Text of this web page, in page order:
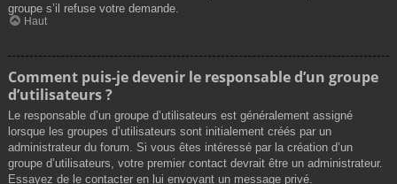
groupe s’il refuse votre demande.
Haut
Comment puis-je devenir le responsable d’un groupe
d’utilisateurs ?
Le responsable d’un groupe d’utilisateurs est généralement assigné
lorsque les groupes d’utilisateurs sont initialement créés par un
administrateur du forum. Si vous êtes intéressé par la création d’un
groupe d’utilisateurs, votre premier contact devrait être un administrateur.
Essayez de le contacter en lui envoyant un message privé.